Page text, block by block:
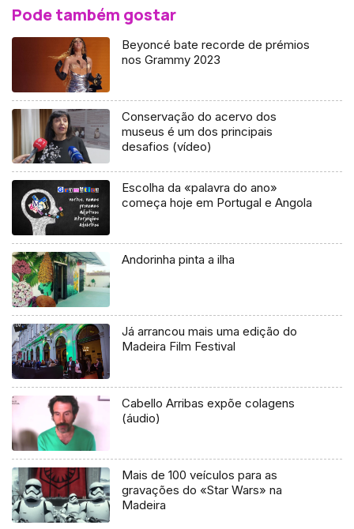
Pode também gostar
Beyoncé bate recorde de prémios
nos Grammy 2023
Conservação do acervo dos
museus é um dos principais
desafios (vídeo)
Escolha da «palavra do ano»
começa hoje em Portugal e Angola
Andorinha pinta a ilha
Já arrancou mais uma edição do
Madeira Film Festival
Cabello Arribas expõe colagens
(áudio)
Mais de 100 veículos para as
gravações do «Star Wars» na
Madeira